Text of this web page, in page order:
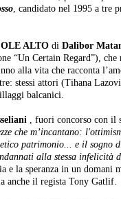
, candidato nel 1995 a tre
ALTO di Dalibor
“Un Certain Regard”),
alla vita che racconta
stessi attori (Tihana
balcanici.
, fuori concorso con il
che m’incantano:
patrimonio... e il sogno
alla stessa infelicità
e la speranza in un
anche il regista Tony Gatlif.